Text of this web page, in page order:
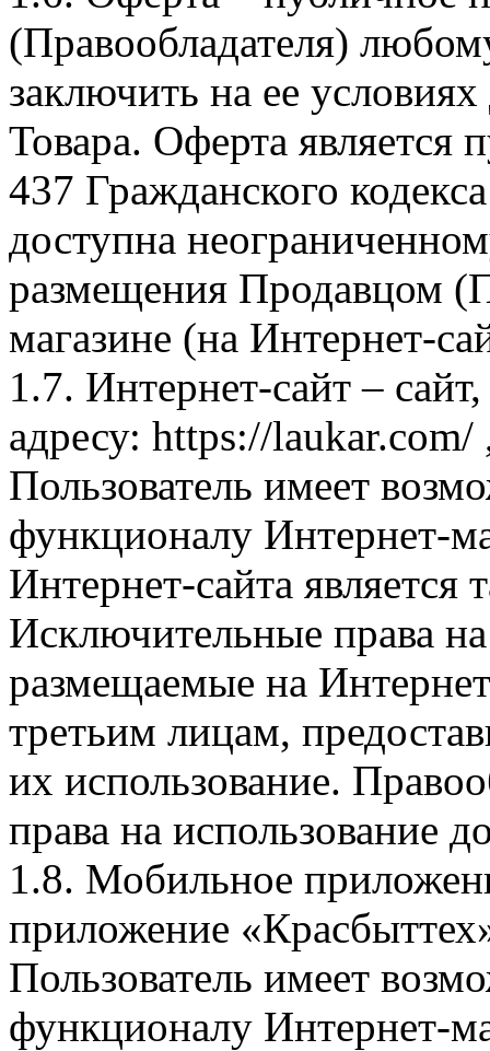
(Правообладателя)
заключить на ее
Товара. Оферта является
437 Гражданского
доступна
размещения Продавцом
магазине (на Интернет-
1.7. Интернет-сайт –
адресу: https://laukar.com/
Пользователь имеет
функционалу Интернет-
Интернет-сайта
Исключительные права
размещаемые на
третьим лицам,
их использование.
права на использование
1.8. Мобильное
приложение
Пользователь имеет
функционалу Интернет-